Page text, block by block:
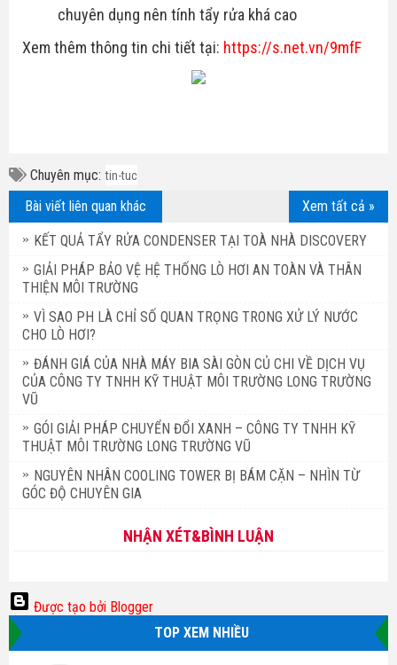
chuyên dụng nên tính tẩy rửa khá cao
Xem thêm thông tin chi tiết tại: https://s.net.vn/9mfF
Chuyên mục: tin-tuc
Xem tất cả »
Bài viết liên quan khác
KẾT QUẢ TẨY RỬA CONDENSER TẠI TOÀ NHÀ DISCOVERY
GIẢI PHÁP BẢO VỆ HỆ THỐNG LÒ HƠI AN TOÀN VÀ THÂN
THIỆN MÔI TRƯỜNG
VÌ SAO PH LÀ CHỈ SỐ QUAN TRỌNG TRONG XỬ LÝ NƯỚC
CHO LÒ HƠI?
ĐÁNH GIÁ CỦA NHÀ MÁY BIA SÀI GÒN CỦ CHI VỀ DỊCH VỤ
CỦA CÔNG TY TNHH KỸ THUẬT MÔI TRƯỜNG LONG TRƯỜNG
VŨ
GÓI GIẢI PHÁP CHUYỂN ĐỔI XANH – CÔNG TY TNHH KỸ
THUẬT MÔI TRƯỜNG LONG TRƯỜNG VŨ
NGUYÊN NHÂN COOLING TOWER BỊ BÁM CẶN – NHÌN TỪ
GÓC ĐỘ CHUYÊN GIA
NHẬN XÉT&BÌNH LUẬN
Được tạo bởi Blogger
TOP XEM NHIỀU